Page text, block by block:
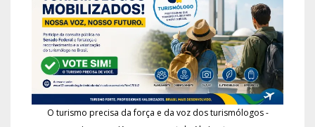
O turismo precisa da força e da voz dos turismólogos -